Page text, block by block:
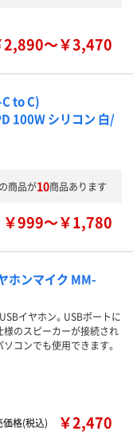
2,890～￥3,470
to C)
100W シリコン 白/
商品が10商品あります
￥999～￥1,780
ホンマイク MM-
イヤホン。USBポートに
様のスピーカーが接続され
コンでも使用できます。
価格(税込)
￥2,470